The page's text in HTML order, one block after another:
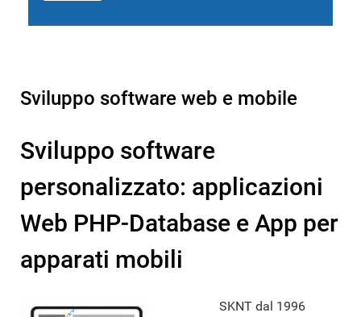
Sviluppo software web e mobile
Sviluppo software
personalizzato: applicazioni
Web PHP-Database e App per
apparati mobili
SKNT dal 1996